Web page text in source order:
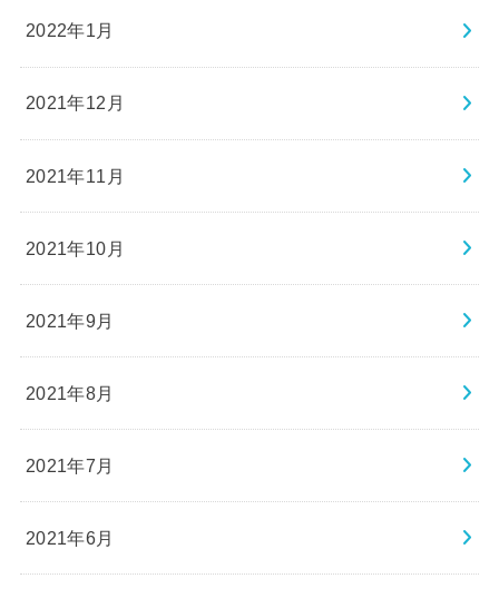
2022年1月
2021年12月
2021年11月
2021年10月
2021年9月
2021年8月
2021年7月
2021年6月